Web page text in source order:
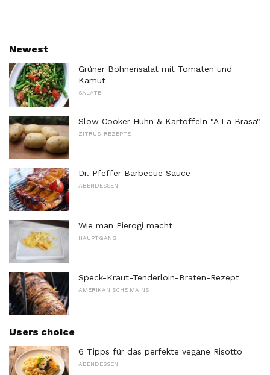
Newest
Grüner Bohnensalat mit Tomaten und
Kamut
SALATE
Slow Cooker Huhn & Kartoffeln "A La Brasa"
ZITRUS-REZEPTE
Dr. Pfeffer Barbecue Sauce
ABENDESSEN
Wie man Pierogi macht
HAUPTGANG
Speck-Kraut-Tenderloin-Braten-Rezept
AMERIKANISCHE MAINS
Users choice
6 Tipps für das perfekte vegane Risotto
ABENDESSEN